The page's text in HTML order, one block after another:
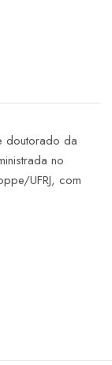
doutorado da
no
UFRJ, com